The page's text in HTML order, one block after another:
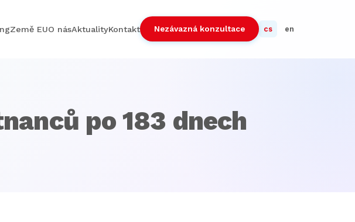
Země EUO násAktualityKontakt Nezávazná konzultace cs en
po 183 dnech